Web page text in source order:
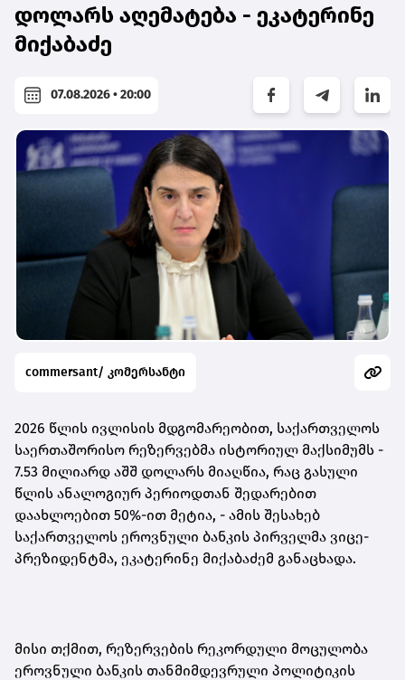
დოლარს აღემატება - ეკატერინე
მიქაბაძე
07.08.2026 • 20:00
commersant/ კომერსანტი
2026 წლის ივლისის მდგომარეობით, საქართველოს
საერთაშორისო რეზერვებმა ისტორიულ მაქსიმუმს -
7.53 მილიარდ აშშ დოლარს მიაღწია, რაც გასული
წლის ანალოგიურ პერიოდთან შედარებით
დაახლოებით 50%-ით მეტია, - ამის შესახებ
საქართველოს ეროვნული ბანკის პირველმა ვიცე-
პრეზიდენტმა, ეკატერინე მიქაბაძემ განაცხადა.
მისი თქმით, რეზერვების რეკორდული მოცულობა
ეროვნული ბანკის თანმიმდევრული პოლიტიკის